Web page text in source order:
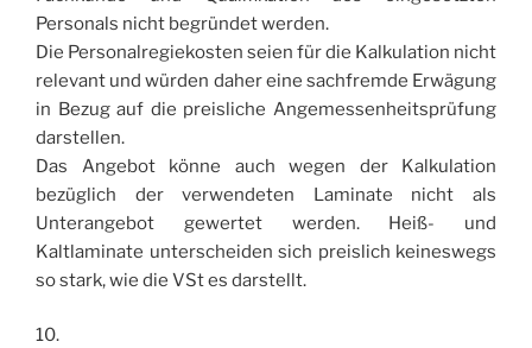
Personals nicht begründet werden.
Die Personalregiekosten seien für die Kalkulation nicht
relevant und würden daher eine sachfremde Erwägung
in Bezug auf die preisliche Angemessenheitsprüfung
darstellen.
Das Angebot könne auch wegen der Kalkulation
bezüglich der verwendeten Laminate nicht als
Unterangebot gewertet werden. Heiß- und
Kaltlaminate unterscheiden sich preislich keineswegs
so stark, wie die VSt es darstellt.
10.